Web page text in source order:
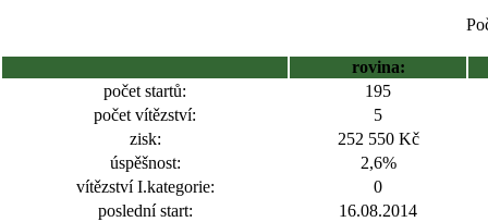
rovina:
počet startů:
195
počet vítězství:
5
zisk:
252 550 Kč
úspěšnost:
2,6%
vítězství I.kategorie:
0
poslední start:
16.08.2014